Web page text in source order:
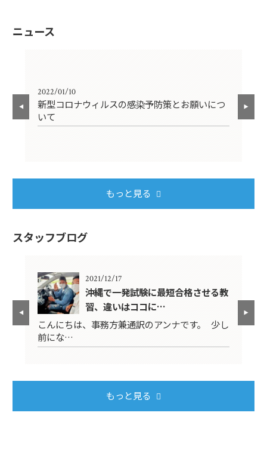
ニュース
2022/01/10
新型コロナウィルスの感染予防策とお願いにつ
いて
もっと見る
スタッフブログ
2021/12/17
沖縄で一発試験に最短合格させる教
習、違いはココに…
こんにちは、事務方兼通訳のアンナです。 少し
前にな…
もっと見る